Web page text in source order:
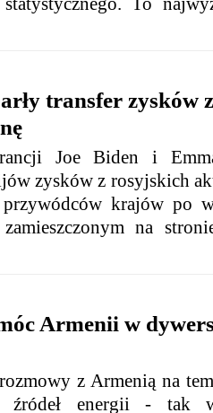
transfer zysków
Joe Biden i
zysków z rosyjskich
krajów po
na
Armenii w
z Armenią na
energii - tak